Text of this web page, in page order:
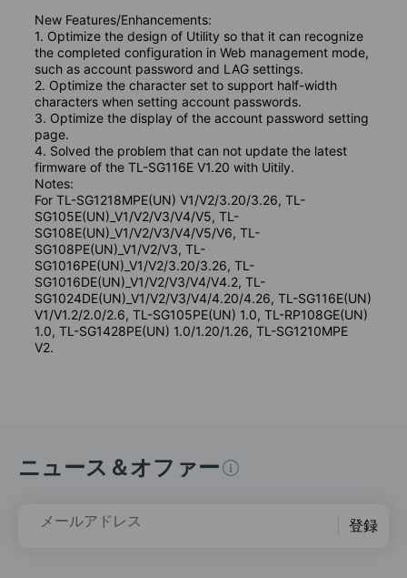
New Features/Enhancements:
1. Optimize the design of Utility so that it can recognize
the completed configuration in Web management mode,
such as account password and LAG settings.
2. Optimize the character set to support half-width
characters when setting account passwords.
3. Optimize the display of the account password setting
page.
4. Solved the problem that can not update the latest
firmware of the TL-SG116E V1.20 with Uitily.
Notes:
For TL-SG1218MPE(UN) V1/V2/3.20/3.26, TL-
SG105E(UN)_V1/V2/V3/V4/V5, TL-
SG108E(UN)_V1/V2/V3/V4/V5/V6, TL-
SG108PE(UN)_V1/V2/V3, TL-
SG1016PE(UN)_V1/V2/3.20/3.26, TL-
SG1016DE(UN)_V1/V2/V3/V4/V4.2, TL-
SG1024DE(UN)_V1/V2/V3/V4/4.20/4.26, TL-SG116E(UN)
V1/V1.2/2.0/2.6, TL-SG105PE(UN) 1.0, TL-RP108GE(UN)
1.0, TL-SG1428PE(UN) 1.0/1.20/1.26, TL-SG1210MPE
V2.
ニュース＆オファー
メールアドレス 登録